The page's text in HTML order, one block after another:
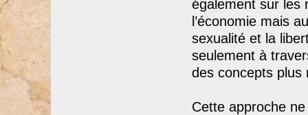
également sur les
l’économie mais
sexualité et la
seulement à
des concepts plus
Cette approche